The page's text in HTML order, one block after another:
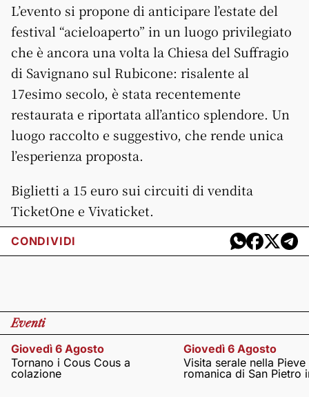
L’evento si propone di anticipare l’estate del
festival “acieloaperto” in un luogo privilegiato
che è ancora una volta la Chiesa del Suffragio
di Savignano sul Rubicone: risalente al
17esimo secolo, è stata recentemente
restaurata e riportata all’antico splendore. Un
luogo raccolto e suggestivo, che rende unica
l’esperienza proposta.
Biglietti a 15 euro sui circuiti di vendita
TicketOne e Vivaticket.
CONDIVIDI
Eventi
Giovedì 6 Agosto
Tornano i Cous Cous a
colazione
Giovedì 6 Agosto
Visita serale nella Pieve
romanica di San Pietro